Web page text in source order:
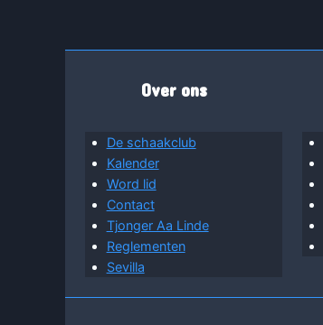
Over ons
De schaakclub
Kalender
Word lid
Contact
Tjonger Aa Linde
Reglementen
Sevilla